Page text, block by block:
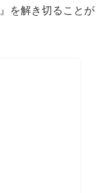
』を解き切ることが